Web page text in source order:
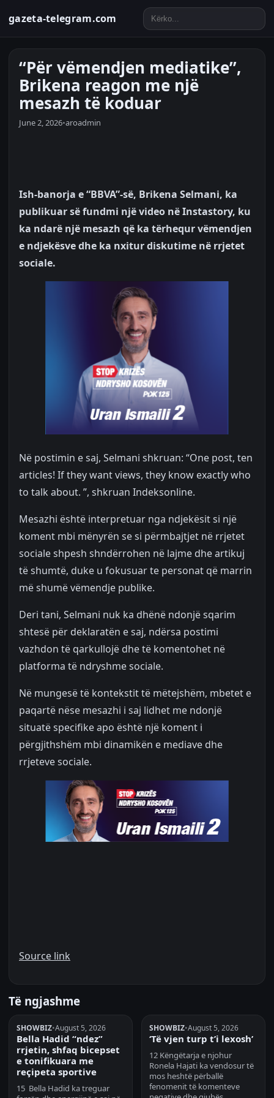
gazeta-telegram.com
“Për vëmendjen mediatike”,
Brikena reagon me një
mesazh të koduar
June 2, 2026•aroadmin
Ish-banorja e “BBVA”-së, Brikena Selmani, ka
publikuar së fundmi një video në Instastory, ku
ka ndarë një mesazh që ka tërhequr vëmendjen
e ndjekësve dhe ka nxitur diskutime në rrjetet
sociale.
Në postimin e saj, Selmani shkruan: “One post, ten
articles! If they want views, they know exactly who
to talk about. ”, shkruan Indeksonline.
Mesazhi është interpretuar nga ndjekësit si një
koment mbi mënyrën se si përmbajtjet në rrjetet
sociale shpesh shndërrohen në lajme dhe artikuj
të shumtë, duke u fokusuar te personat që marrin
më shumë vëmendje publike.
Deri tani, Selmani nuk ka dhënë ndonjë sqarim
shtesë për deklaratën e saj, ndërsa postimi
vazhdon të qarkullojë dhe të komentohet në
platforma të ndryshme sociale.
Në mungesë të kontekstit të mëtejshëm, mbetet e
paqartë nëse mesazhi i saj lidhet me ndonjë
situatë specifike apo është një koment i
përgjithshëm mbi dinamikën e mediave dhe
rrjeteve sociale.
Source link
Të ngjashme
SHOWBIZ•August 5, 2026
Bella Hadid “ndez”
rrjetin, shfaq bicepset
e tonifikuara me
reçipeta sportive
15 Bella Hadid ka treguar
SHOWBIZ•August 5, 2026
‘Të vjen turp t’i lexosh’
12 Këngëtarja e njohur
Ronela Hajati ka vendosur të
mos heshtë përballë
fenomenit të komenteve